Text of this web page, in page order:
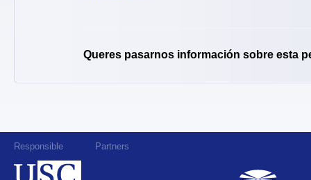
Queres pasarnos información sobre esta
Responsible Partners